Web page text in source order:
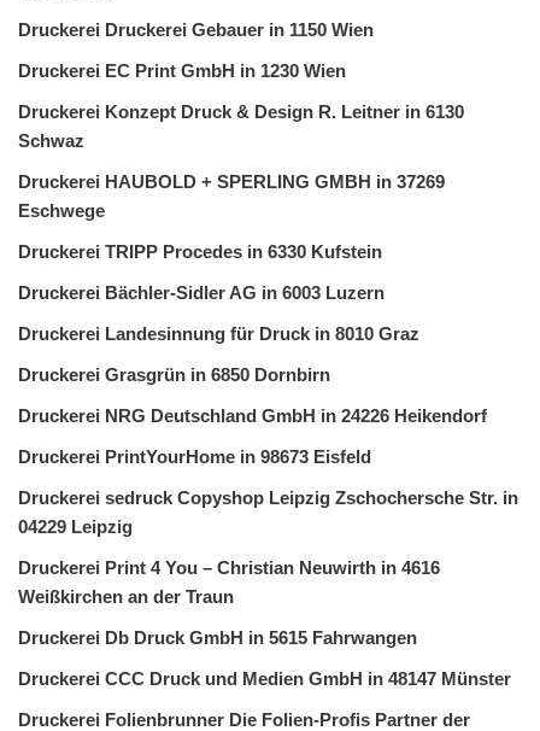
Druckerei Druckerei Gebauer in 1150 Wien
Druckerei EC Print GmbH in 1230 Wien
Druckerei Konzept Druck & Design R. Leitner in 6130
Schwaz
Druckerei HAUBOLD + SPERLING GMBH in 37269
Eschwege
Druckerei TRIPP Procedes in 6330 Kufstein
Druckerei Bächler-Sidler AG in 6003 Luzern
Druckerei Landesinnung für Druck in 8010 Graz
Druckerei Grasgrün in 6850 Dornbirn
Druckerei NRG Deutschland GmbH in 24226 Heikendorf
Druckerei PrintYourHome in 98673 Eisfeld
Druckerei sedruck Copyshop Leipzig Zschochersche Str. in
04229 Leipzig
Druckerei Print 4 You – Christian Neuwirth in 4616
Weißkirchen an der Traun
Druckerei Db Druck GmbH in 5615 Fahrwangen
Druckerei CCC Druck und Medien GmbH in 48147 Münster
Druckerei Folienbrunner Die Folien-Profis Partner der